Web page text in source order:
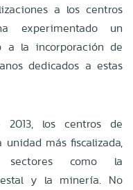
a los centros
experimentado un
a la incorporación de
dedicados a estas
los centros de
más fiscalizada,
sectores como la
y la minería. No